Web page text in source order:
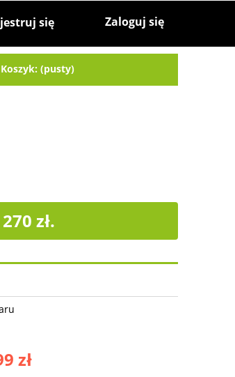
się Zaloguj się
Koszyk: (pusty)
zł.
zł